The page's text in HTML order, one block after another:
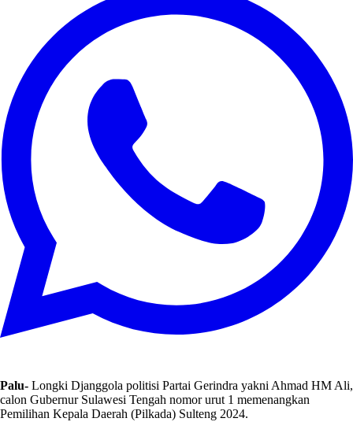
Palu- Longki Djanggola politisi Partai Gerindra yakni Ahmad HM Ali,
calon Gubernur Sulawesi Tengah nomor urut 1 memenangkan
Pemilihan Kepala Daerah (Pilkada) Sulteng 2024.